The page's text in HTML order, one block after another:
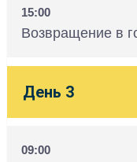
15:00
Возвращение в
День 3
09:00